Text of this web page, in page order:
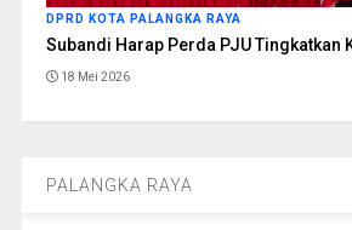
DPRD KOTA PALANGKA RAYA
Subandi Harap Perda PJU Tingkatkan
18 Mei 2026
PALANGKA RAYA